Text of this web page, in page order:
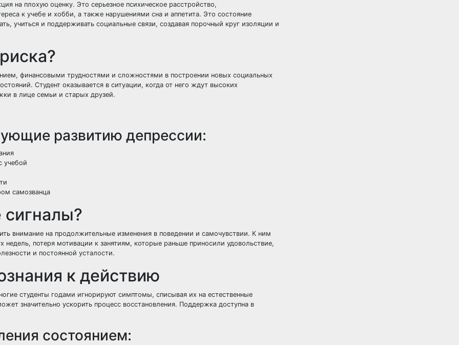
на плохую оценку. Это серьезное психическое расстройство,
к учебе и хобби, а также нарушениями сна и аппетита. Это состояние
учиться и поддерживать социальные связи, создавая порочный круг изоляции и
финансовыми трудностями и сложностями в построении новых социальных
Студент оказывается в ситуации, когда от него ждут высоких
в лице семьи и старых друзей.
развитию депрессии:
учебой
самозванца
внимание на продолжительные изменения в поведении и самочувствии. К ним
недель, потеря мотивации к занятиям, которые раньше приносили удовольствие,
и постоянной усталости.
к действию
студенты годами игнорируют симптомы, списывая их на естественные
значительно ускорить процесс восстановления. Поддержка доступна в
состоянием: